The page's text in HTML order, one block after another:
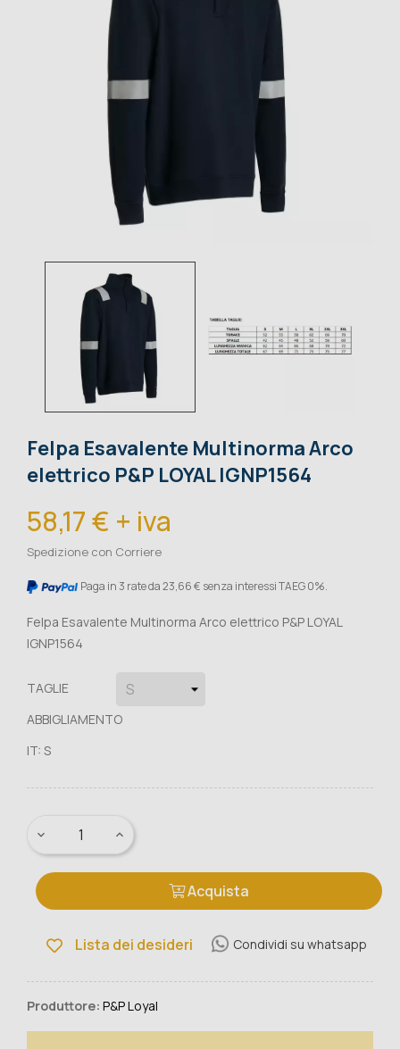
Felpa Esavalente Multinorma Arco
elettrico P&P LOYAL IGNP1564
58,17 € + iva
Spedizione con Corriere
Paga in 3 rate da 23,66 € senza interessi TAEG 0%.
Felpa Esavalente Multinorma Arco elettrico P&P LOYAL
IGNP1564
TAGLIE
ABBIGLIAMENTO
IT: S
Acquista
Lista dei desideri Condividi su whatsapp
Produttore: P&P Loyal